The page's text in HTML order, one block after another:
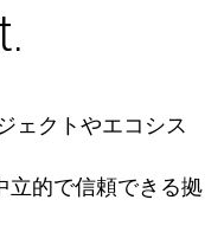
ェクトやエコシス
立的で信頼できる拠